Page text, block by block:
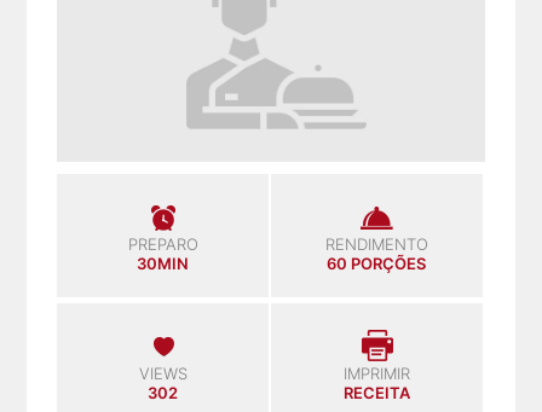
PREPARO
30MIN
RENDIMENTO
60 PORÇÕES
VIEWS
302
IMPRIMIR
RECEITA